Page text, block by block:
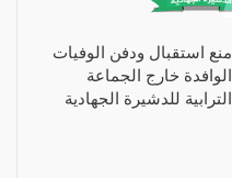
منع استقبال ودفن الوفيات
الوافدة خارج الجماعة
الترابية للدشيرة الجهادية